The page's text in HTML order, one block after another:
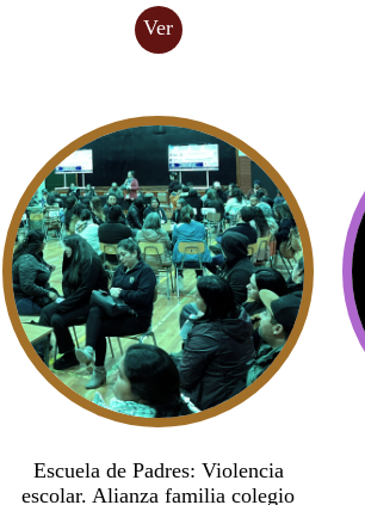
Ver
Escuela de Padres: Violencia
escolar. Alianza familia colegio